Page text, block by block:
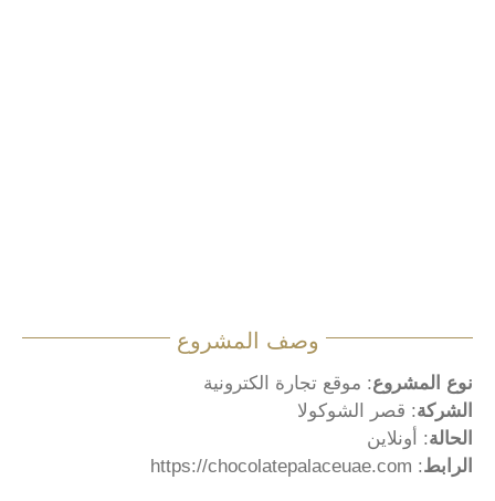
وصف المشروع
نوع المشروع: موقع تجارة الكترونية
الشركة: قصر الشوكولا
الحالة: أونلاين
الرابط:
https://chocolatepalaceuae.com